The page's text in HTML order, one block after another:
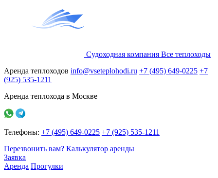
Судоходная компания Все теплоходы
Аренда теплоходов info@vseteplohodi.ru +7 (495) 649-0225 +7
(925) 535-1211
Аренда теплохода в Москве
Телефоны: +7 (495) 649-0225 +7 (925) 535-1211
Перезвонить вам? Калькулятор аренды
Заявка
Аренда Прогулки